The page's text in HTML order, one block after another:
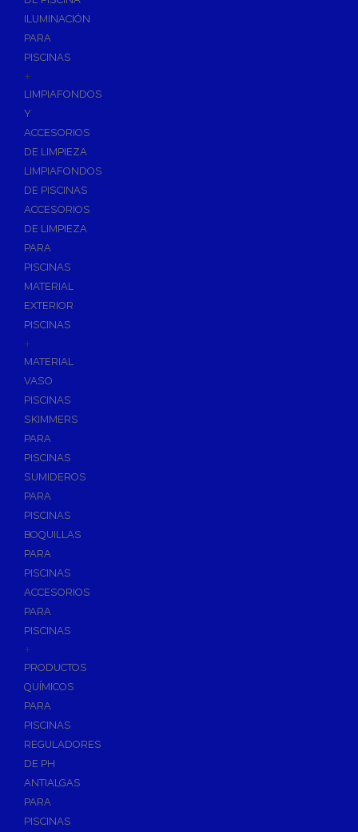
ILUMINACIÓN
PARA
PISCINAS
+
LIMPIAFONDOS
Y
ACCESORIOS
DE LIMPIEZA
LIMPIAFONDOS
DE PISCINAS
ACCESORIOS
DE LIMPIEZA
PARA
PISCINAS
MATERIAL
EXTERIOR
PISCINAS
+
MATERIAL
VASO
PISCINAS
SKIMMERS
PARA
PISCINAS
SUMIDEROS
PARA
PISCINAS
BOQUILLAS
PARA
PISCINAS
ACCESORIOS
PARA
PISCINAS
+
PRODUCTOS
QUÍMICOS
PARA
PISCINAS
REGULADORES
DE PH
ANTIALGAS
PARA
PISCINAS